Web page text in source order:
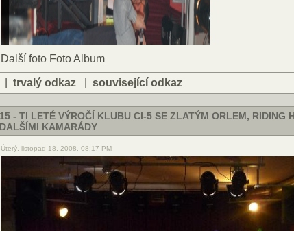
Další foto Foto Album
trvalý odkaz související odkaz
15 - TI LETÉ VÝROČÍ KLUBU CI-5 SE ZLATÝM ORLEM, RIDING
DALŠÍMI KAMARÁDY
Úterý, listopad 18, 2008, 08:17 PM